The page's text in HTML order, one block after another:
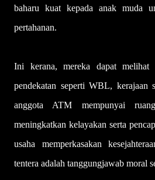
baharu kuat kepada anak muda
pertahanan.
Ini kerana, mereka dapat melihat
pendekatan seperti WBL, kerajaan
anggota ATM mempunyai
meningkatkan kelayakan serta
usaha memperkasakan
tentera adalah tanggungjawab moral